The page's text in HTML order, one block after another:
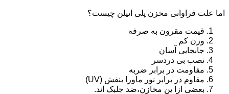
اما علت فراوانی مخزن پلی اتیلن چیست؟
قیمت مقرون به صرفه
وزن کم
جابجایی آسان
نصب بی دردسر
مقاومت در برابر ضربه
مقاوم در برابر نور ماورا بنفش (UV)
بعضی ازا ین مخازن،ضد جلبک اند.